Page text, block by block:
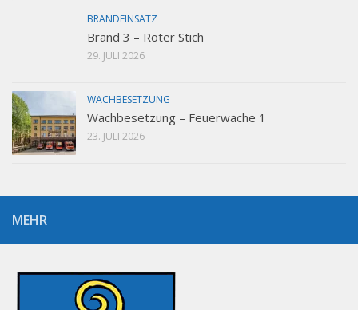
BRANDEINSATZ
Brand 3 – Roter Stich
29. JULI 2026
WACHBESETZUNG
Wachbesetzung – Feuerwache 1
23. JULI 2026
MEHR